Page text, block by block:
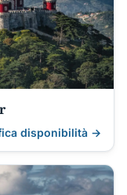
disponibilità →